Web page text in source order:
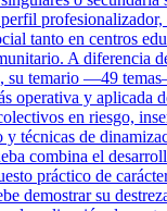
profesionalizador,
tanto en centros
A diferencia
su temario —49
operativa y aplicada
en riesgo,
técnicas de
combina el
práctico de
demostrar su